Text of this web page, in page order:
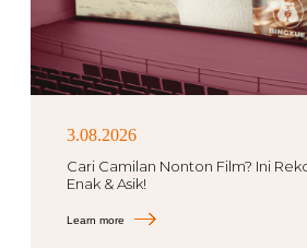
3.08.2026
Cari Camilan Nonton Film? Ini
Enak & Asik!
Learn more